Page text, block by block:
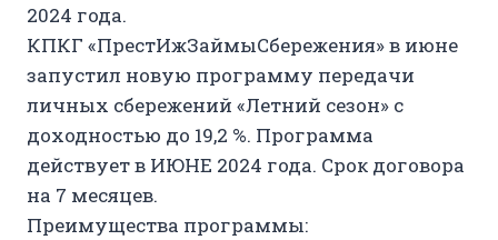
2024 года.
КПКГ «ПрестИжЗаймыСбережения» в июне
запустил новую программу передачи
личных сбережений «Летний сезон» с
доходностью до 19,2 %. Программа
действует в ИЮНЕ 2024 года. Срок договора
на 7 месяцев.
Преимущества программы: